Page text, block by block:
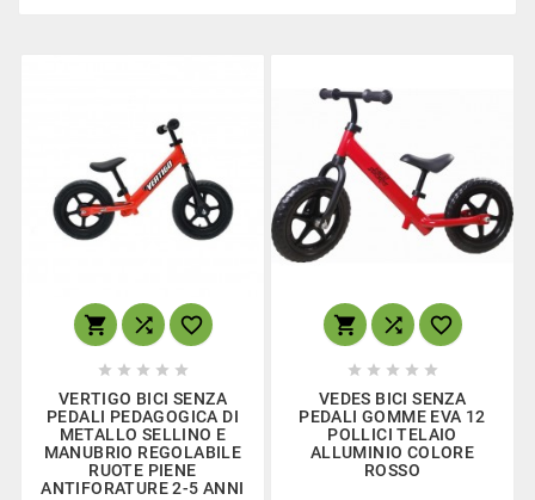
  
    
VERTIGO BICI SENZA
PEDALI PEDAGOGICA DI
METALLO SELLINO E
MANUBRIO REGOLABILE
RUOTE PIENE
ANTIFORATURE 2-5 ANNI
  
    
VEDES BICI SENZA
PEDALI GOMME EVA 12
POLLICI TELAIO
ALLUMINIO COLORE
ROSSO